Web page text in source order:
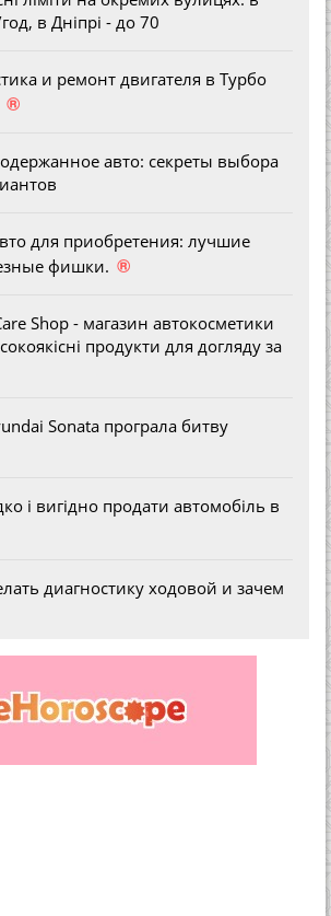
в Дніпрі - до 70
и ремонт двигателя в Турбо
®
авто: секреты выбора
для приобретения: лучшие
фишки. ®
Shop - магазин автокосметики
продукти для догляду за
Sonata програла битву
і вигідно продати автомобіль в
диагностику ходовой и зачем